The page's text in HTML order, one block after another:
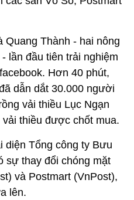
vải thiều Lục Ngạn
thiều được chốt mua.
diện Tổng công ty Bưu
sự thay đổi chóng mặt
và Postmart (VnPost),
lên.
lên sàn tăng đột biến,
nghìn thay vì chỉ vài
2 tuần đầu tháng
truy cập tìm hiểu về sản
37.000 đơn đặt